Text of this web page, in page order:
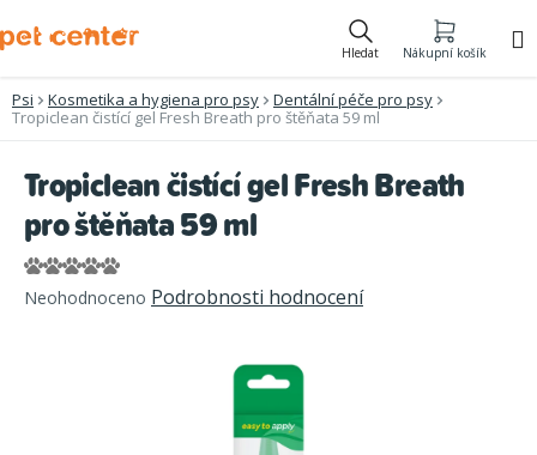
na
Hledat Nákupní košík
Psi Kosmetika a hygiena pro psy
Dentální péče pro psy
Tropiclean čistící gel Fresh Breath pro štěňata 59 ml
Tropiclean čistící gel Fresh Breath
pro štěňata 59 ml
Průměrné
hodnocení
Neohodnoceno Podrobnosti hodnocení